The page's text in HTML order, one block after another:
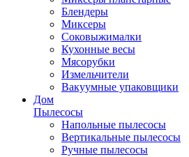
Блендеры
Миксеры
Соковыжималки
Кухонные весы
Мясорубки
Измельчители
Вакуумные упаковщики
Дом
Пылесосы
Напольные пылесосы
Вертикальные пылесосы
Ручные пылесосы